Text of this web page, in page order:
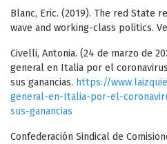
Blanc, Eric. (2019). The red State
wave and working-class politics.
Civelli, Antonia. (24 de marzo de
general en Italia por el
sus ganancias. https://
general-en-Italia-por-el-
sus-ganancias
Confederación Sindical de